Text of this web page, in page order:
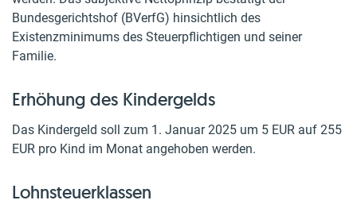
Bundesgerichtshof (BVerfG) hinsichtlich des
Existenzminimums des Steuerpflichtigen und seiner
Familie.
Erhöhung des Kindergelds
Das Kindergeld soll zum 1. Januar 2025 um 5 EUR auf 255
EUR pro Kind im Monat angehoben werden.
Lohnsteuerklassen